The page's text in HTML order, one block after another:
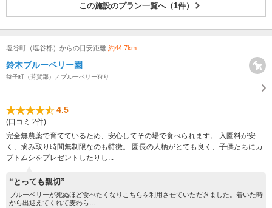
この施設のプラン一覧へ（1件）
塩谷町（塩谷郡）からの目安距離 約44.7km
鈴木ブルーベリー園
益子町（芳賀郡）／ブルーベリー狩り
4.5
(口コミ 2件)
完全無農薬で育てているため、安心してその場で食べられます。 入園料が安
く、摘み取り時間無制限なのも特徴。 園長の人柄がとても良く、子供たちにカ
ブトムシをプレゼントしたりし...
“とっても親切”
ブルーベリーが死ぬほど食べたくなりこちらを利用させていただきました。着いた時
から出迎えてくれて麦わら...